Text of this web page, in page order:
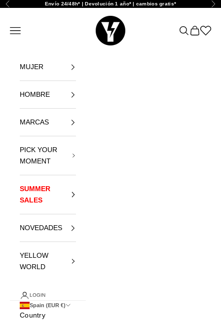
Skip to content
Previous Envío 24/48h* | Devolución 1 año* | cambios gratis*
Yellowshop
Open navigation menu
Open search
Open cart
Abrir
MUJER
HOMBRE
MARCAS
PICK YOUR
MOMENT
SUMMER
SALES
NOVEDADES
YELLOW
WORLD
LOGIN
Spain (EUR €)
Country